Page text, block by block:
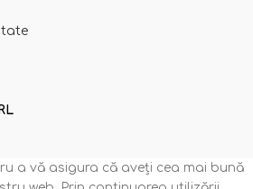
a vă asigura că aveți cea mai bună